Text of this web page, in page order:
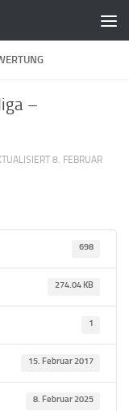
–
8. FEBRUAR
698
274.04 KB
1
15. Februar 2017
8. Februar 2025